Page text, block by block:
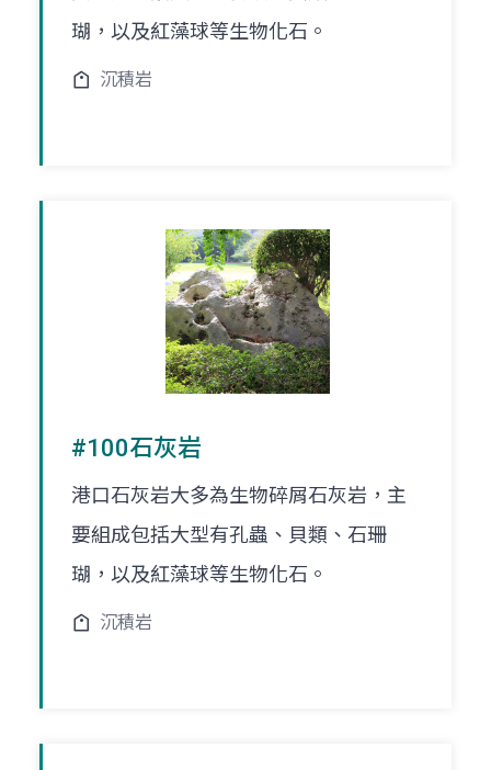
瑚，以及紅藻球等生物化石。
沉積岩
#100石灰岩
港口石灰岩大多為生物碎屑石灰岩，主
要組成包括大型有孔蟲、貝類、石珊
瑚，以及紅藻球等生物化石。
沉積岩